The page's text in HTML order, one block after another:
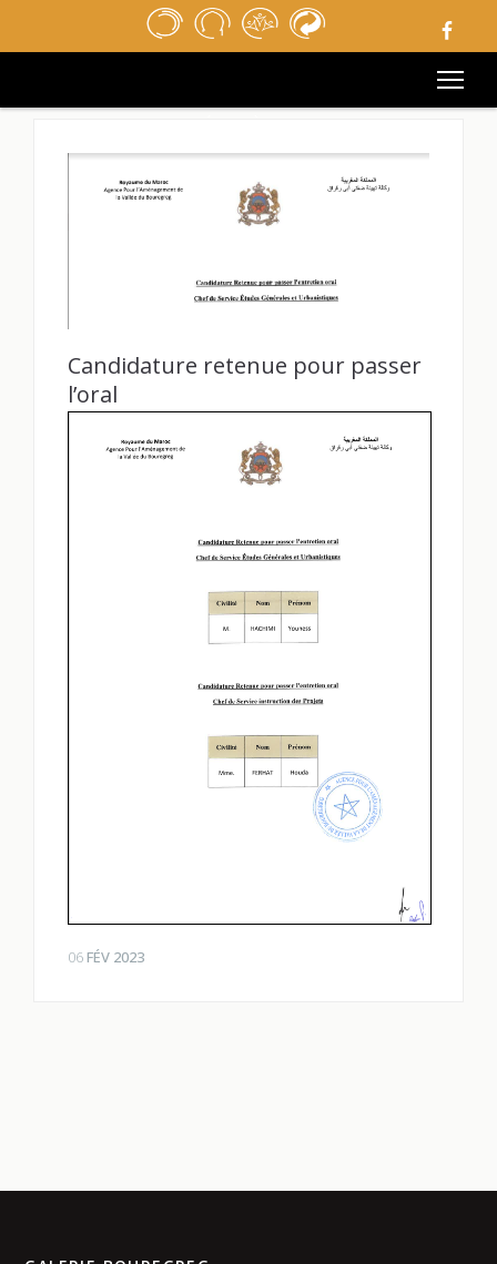
ACCUEIL
CONTACT
Candidature retenue pour passer
l’oral
06FÉV 2023